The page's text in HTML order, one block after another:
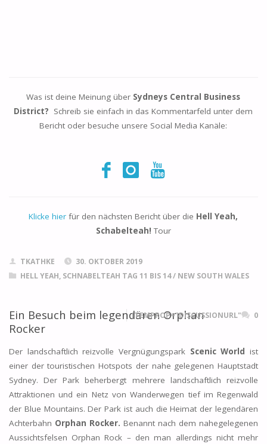
Was ist deine Meinung über Sydneys Central Business
District? Schreib sie einfach in das Kommentarfeld unter dem
Bericht oder besuche unsere Social Media Kanäle:
Klicke hier für den nächsten Bericht über die Hell Yeah,
Schabelteah! Tour
TKATHKE
30. OKTOBER 2019
HELL YEAH, SCHNABELTEAH TAG 11 BIS 14/ NEW SOUTH WALES
Ein Besuch beim legendären Orphan
Rocker
ITEMPROP="DISCUSSIONURL" 0
Der landschaftlich reizvolle Vergnügungspark Scenic World ist
einer der touristischen Hotspots der nahe gelegenen Hauptstadt
Sydney. Der Park beherbergt mehrere landschaftlich reizvolle
Attraktionen und ein Netz von Wanderwegen tief im Regenwald
der Blue Mountains. Der Park ist auch die Heimat der legendären
Achterbahn Orphan Rocker. Benannt nach dem nahegelegenen
Aussichtsfelsen Orphan Rock – den man allerdings nicht mehr